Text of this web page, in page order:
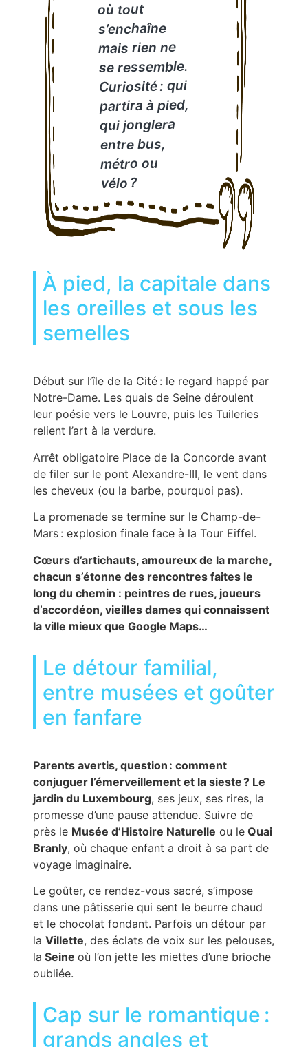
où tout
s’enchaîne
mais rien ne
se ressemble.
Curiosité : qui
partira à pied,
qui jonglera
entre bus,
métro ou
vélo ?
À pied, la capitale dans
les oreilles et sous les
semelles
Début sur l’île de la Cité : le regard happé par
Notre-Dame. Les quais de Seine déroulent
leur poésie vers le Louvre, puis les Tuileries
relient l’art à la verdure.
Arrêt obligatoire Place de la Concorde avant
de filer sur le pont Alexandre-III, le vent dans
les cheveux (ou la barbe, pourquoi pas).
La promenade se termine sur le Champ-de-
Mars : explosion finale face à la Tour Eiffel.
Cœurs d’artichauts, amoureux de la marche,
chacun s’étonne des rencontres faites le
long du chemin : peintres de rues, joueurs
d’accordéon, vieilles dames qui connaissent
la ville mieux que Google Maps…
Le détour familial,
entre musées et goûter
en fanfare
Parents avertis, question : comment
conjuguer l’émerveillement et la sieste ? Le
jardin du Luxembourg, ses jeux, ses rires, la
promesse d’une pause attendue. Suivre de
près le Musée d’Histoire Naturelle ou le Quai
Branly, où chaque enfant a droit à sa part de
voyage imaginaire.
Le goûter, ce rendez-vous sacré, s’impose
dans une pâtisserie qui sent le beurre chaud
et le chocolat fondant. Parfois un détour par
la Villette, des éclats de voix sur les pelouses,
la Seine où l’on jette les miettes d’une brioche
oubliée.
Cap sur le romantique :
grands angles et